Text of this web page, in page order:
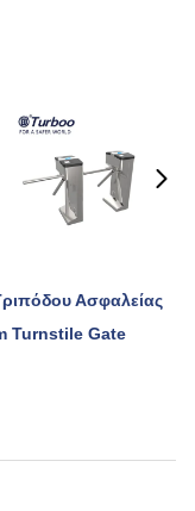
Ασφαλείας
Turnstile Gate